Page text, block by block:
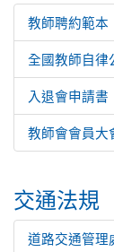
教師聘約範本
全國教師自律
入退會申請書
教師會會員大
交通法規
道路交通管理